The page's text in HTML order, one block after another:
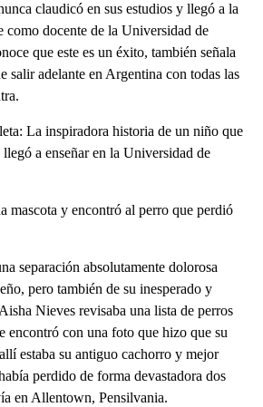
claudicó en sus estudios y llegó a la
como docente de la Universidad de
que este es un éxito, también señala
salir adelante en Argentina con todas las
La inspiradora historia de un niño que
a enseñar en la Universidad de
mascota y encontró al perro que perdió
separación absolutamente dolorosa
pero también de su inesperado y
Nieves revisaba una lista de perros
encontró con una foto que hizo que su
estaba su antiguo cachorro y mejor
perdido de forma devastadora dos
en Allentown, Pensilvania.